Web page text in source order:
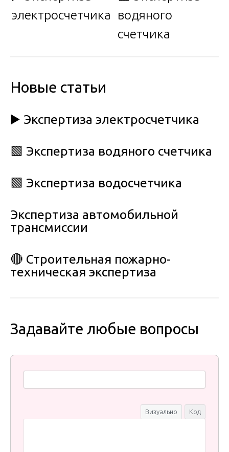
электросчетчика
водяного
счетчика
Новые статьи
▶️ Экспертиза электросчетчика
🟩 Экспертиза водяного счетчика
🟩 Экспертиза водосчетчика
Экспертиза автомобильной
трансмиссии
🔴 Строительная пожарно-
техническая экспертиза
Задавайте любые вопросы
Визуально Код